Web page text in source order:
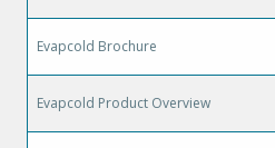
Evapcold Brochure
Evapcold Product Overview